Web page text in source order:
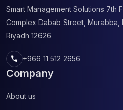
Smart Management Solutions 7th
Complex Dabab Street, Murabba,
Riyadh 12626
call +966 11 512 2656
Company
About us